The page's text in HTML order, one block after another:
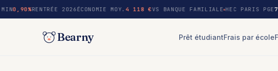
contenu
0,90%RENTRÉE 2026ÉCONOMIE MOY.4 118 €VS BANQUE FAMILIALE HEC PARIS PGE
Bearny Prêt étudiantFrais par école